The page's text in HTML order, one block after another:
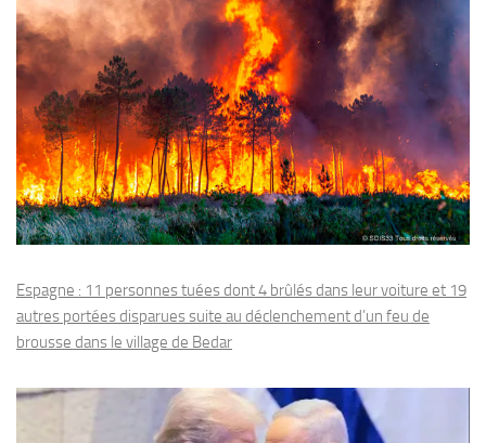
Espagne : 11 personnes tuées dont 4 brûlés dans leur voiture et 19
autres portées disparues suite au déclenchement d’un feu de
brousse dans le village de Bedar